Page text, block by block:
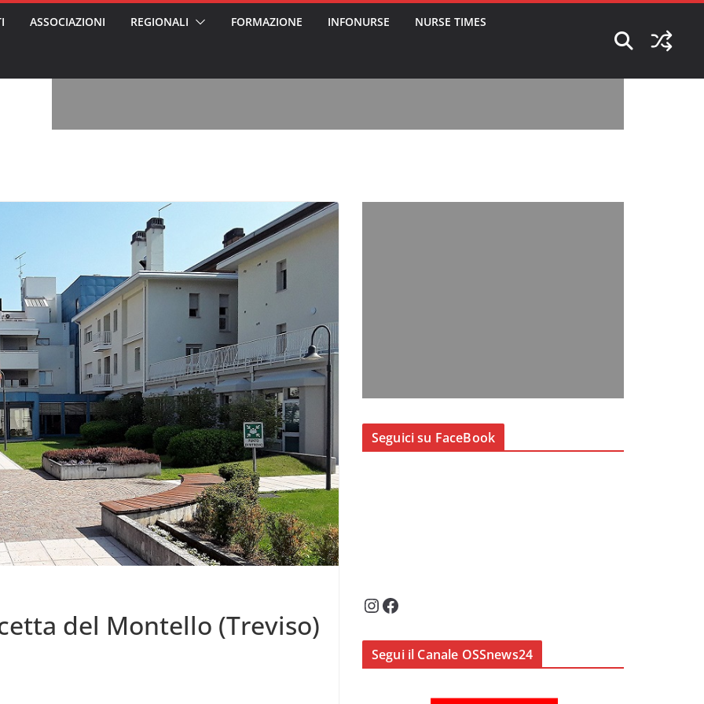
pubblico
sanitari
tutto quello
su
ASSOCIAZIONI REGIONALI FORMAZIONE INFONURSE NURSE TIMES
del Montello (Treviso)
Seguici su FaceBook
InstagramFacebook
Segui il Canale OSSnews24